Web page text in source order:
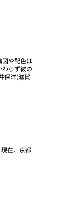
図や配色は
わらず彼の
保洋(滋賀
在、京都